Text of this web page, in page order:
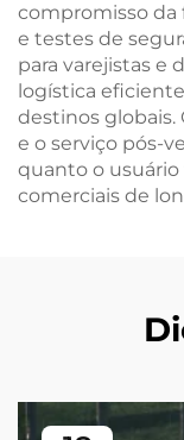
compromisso da
e testes de
para varejistas e
logística
destinos globais.
e o serviço pós-
quanto o usuário
comerciais de